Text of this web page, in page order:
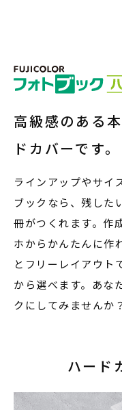
高級感のある
ドカバーです。
ラインアップやサイ
ブックなら、残した
冊がつくれます。作
ホからかんたんに作
とフリーレイアウト
から選べます。あな
クにしてみませんか？
ハード